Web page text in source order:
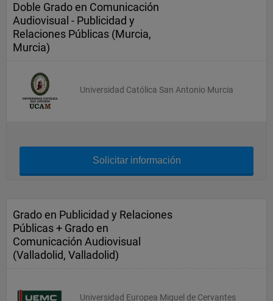
Doble Grado en Comunicación
Audiovisual - Publicidad y
Relaciones Públicas (Murcia,
Murcia)
Universidad Católica San Antonio Murcia
Solicitar información
Grado en Publicidad y Relaciones
Públicas + Grado en
Comunicación Audiovisual
(Valladolid, Valladolid)
Universidad Europea Miguel de Cervantes